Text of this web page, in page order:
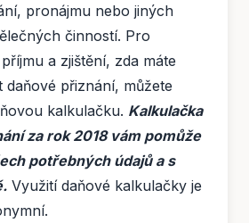
pronájmu nebo jiných
činností. Pro
a zjištění, zda máte
daňové přiznání, můžete
kalkulačku. Kalkulačka
za rok 2018 vám pomůže
potřebných údajů a s
Využití daňové kalkulačky je